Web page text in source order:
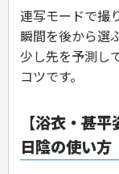
連写モードで撮
瞬間を後から選
少し先を予測し
コツです。
【浴衣・甚
日陰の使い方